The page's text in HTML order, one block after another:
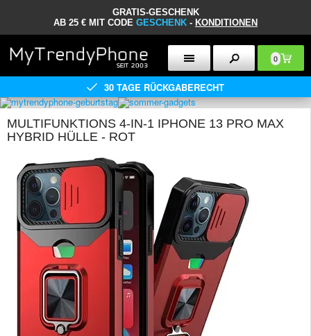
GRATIS-GESCHENK
AB 25 € MIT CODE GESCHENK - KONDITIONEN
0
30 TAGE RÜCKGABERECHT
MULTIFUNKTIONS 4-IN-1 IPHONE 13 PRO MAX
HYBRID HÜLLE - ROT